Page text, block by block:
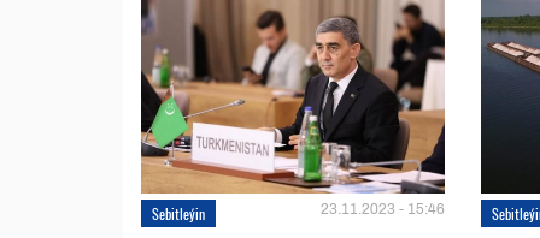
Sebitleýin 23.11.2023 - 15:46